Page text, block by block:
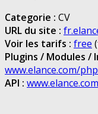
Categorie : CV
URL du site :
Voir les tarifs : free
Plugins / Modules /
www.elance.com/
API :